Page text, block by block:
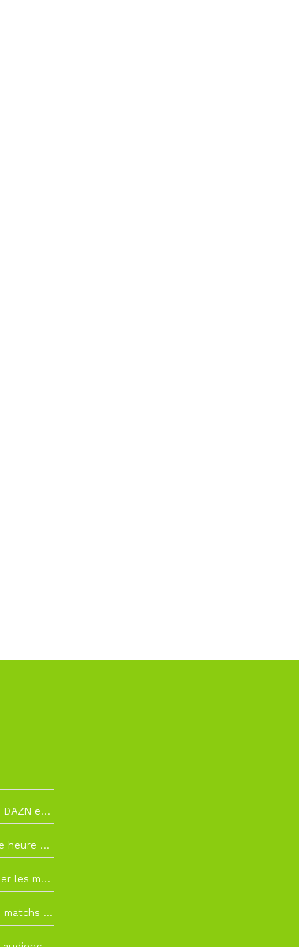
La Liga change de diffuseur : DAZN et Disney+ remplacent beIN Sports !
RC Lens – Villarreal : à quelle heure et sur quelle chaîne voir la finale de la Como Cup ?
Como Cup : comment regarder les matchs du RC Lens en direct ?
Ligue 1+ diffusera plus de 30 matchs amicaux avant la reprise de la Ligue 1